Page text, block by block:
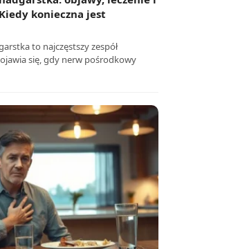
konieczna jest
to najczęstszy zespół
się, gdy nerw pośrodkowy